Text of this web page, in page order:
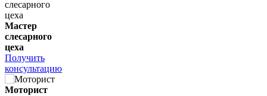
Мастер
слесарного
цеха
Получить
консультацию
Моторист